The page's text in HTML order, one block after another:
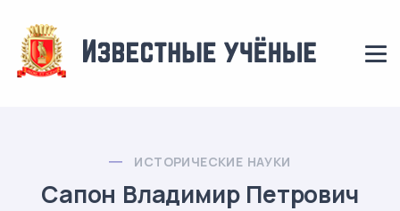
ИСТОРИЧЕСКИЕ НАУКИ
Сапон Владимир Петрович